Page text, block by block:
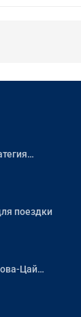
поездки
Цай…